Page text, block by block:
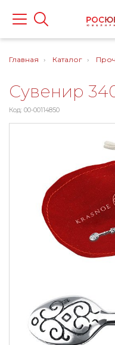
Главная Каталог
Сувенир
Код: 00-00114850